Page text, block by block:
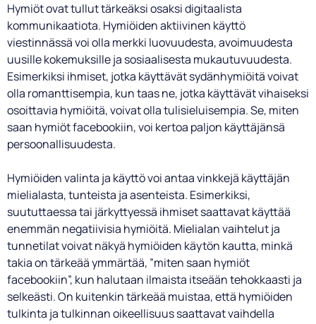
Hymiöt ovat tullut tärkeäksi osaksi digitaalista
kommunikaatiota. Hymiöiden aktiivinen käyttö
viestinnässä voi olla merkki luovuudesta, avoimuudesta
uusille kokemuksille ja sosiaalisesta mukautuvuudesta.
Esimerkiksi ihmiset, jotka käyttävät sydänhymiöitä voivat
olla romanttisempia, kun taas ne, jotka käyttävät vihaiseksi
osoittavia hymiöitä, voivat olla tulisieluisempia. Se, miten
saan hymiöt facebookiin, voi kertoa paljon käyttäjänsä
persoonallisuudesta.
Hymiöiden valinta ja käyttö voi antaa vinkkejä käyttäjän
mielialasta, tunteista ja asenteista. Esimerkiksi,
suututtaessa tai järkyttyessä ihmiset saattavat käyttää
enemmän negatiivisia hymiöitä. Mielialan vaihtelut ja
tunnetilat voivat näkyä hymiöiden käytön kautta, minkä
takia on tärkeää ymmärtää, ”miten saan hymiöt
facebookiin”, kun halutaan ilmaista itseään tehokkaasti ja
selkeästi. On kuitenkin tärkeää muistaa, että hymiöiden
tulkinta ja tulkinnan oikeellisuus saattavat vaihdella